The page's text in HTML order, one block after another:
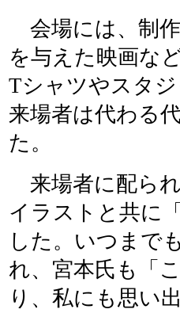
会場には、制
を与えた映画な
Tシャツやスタ
来場者は代わる
た。
来場者に配ら
イラストと共に
した。いつまで
れ、宮本氏も「
り、私にも思い